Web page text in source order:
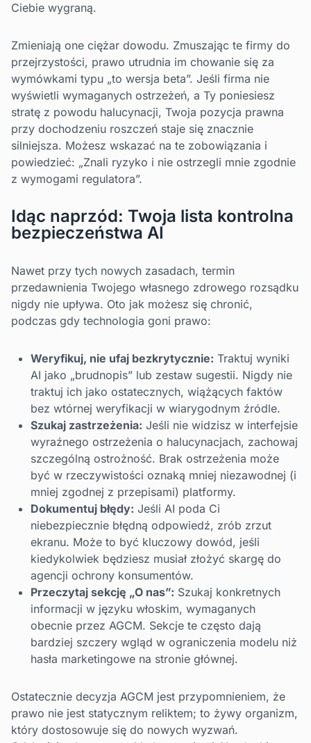
Ciebie wygraną.
Zmieniają one ciężar dowodu. Zmuszając te firmy do
przejrzystości, prawo utrudnia im chowanie się za
wymówkami typu „to wersja beta”. Jeśli firma nie
wyświetli wymaganych ostrzeżeń, a Ty poniesiesz
stratę z powodu halucynacji, Twoja pozycja prawna
przy dochodzeniu roszczeń staje się znacznie
silniejsza. Możesz wskazać na te zobowiązania i
powiedzieć: „Znali ryzyko i nie ostrzegli mnie zgodnie
z wymogami regulatora”.
Idąc naprzód: Twoja lista kontrolna
bezpieczeństwa AI
Nawet przy tych nowych zasadach, termin
przedawnienia Twojego własnego zdrowego rozsądku
nigdy nie upływa. Oto jak możesz się chronić,
podczas gdy technologia goni prawo:
Weryfikuj, nie ufaj bezkrytycznie: Traktuj wyniki
AI jako „brudnopis” lub zestaw sugestii. Nigdy nie
traktuj ich jako ostatecznych, wiążących faktów
bez wtórnej weryfikacji w wiarygodnym źródle.
Szukaj zastrzeżenia: Jeśli nie widzisz w interfejsie
wyraźnego ostrzeżenia o halucynacjach, zachowaj
szczególną ostrożność. Brak ostrzeżenia może
być w rzeczywistości oznaką mniej niezawodnej (i
mniej zgodnej z przepisami) platformy.
Dokumentuj błędy: Jeśli AI poda Ci
niebezpiecznie błędną odpowiedź, zrób zrzut
ekranu. Może to być kluczowy dowód, jeśli
kiedykolwiek będziesz musiał złożyć skargę do
agencji ochrony konsumentów.
Przeczytaj sekcję „O nas”: Szukaj konkretnych
informacji w języku włoskim, wymaganych
obecnie przez AGCM. Sekcje te często dają
bardziej szczery wgląd w ograniczenia modelu niż
hasła marketingowe na stronie głównej.
Ostatecznie decyzja AGCM jest przypomnieniem, że
prawo nie jest statycznym reliktem; to żywy organizm,
który dostosowuje się do nowych wyzwań.